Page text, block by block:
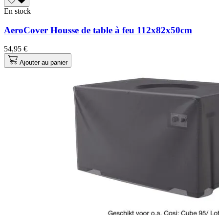
En stock
AeroCover Housse de table à feu 112x82x50cm
54,95 €
Ajouter au panier